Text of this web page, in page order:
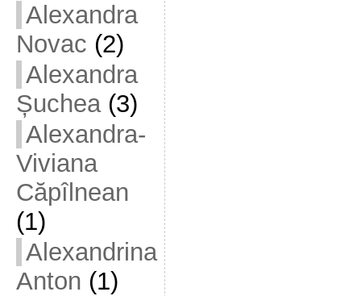
Alexandra
Novac (2)
Alexandra
Șuchea(3)
Alexandra-
Viviana
Căpîlnean
(1)
Alexandrina
Anton (1)